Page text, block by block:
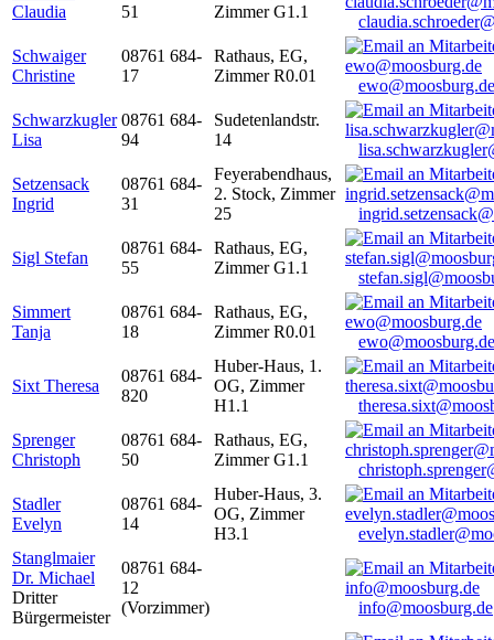
Claudia
51
Zimmer G1.1
Schwaiger
Christine
08761 684-
17
Rathaus, EG,
Zimmer R0.01
ewo@moosburg.de
Schwarzkugler
Lisa
08761 684-
94
Sudetenlandstr.
14
Setzensack
Ingrid
08761 684-
31
Feyerabendhaus,
2. Stock, Zimmer
25
Sigl Stefan
08761 684-
55
Rathaus, EG,
Zimmer G1.1
Simmert
Tanja
08761 684-
18
Rathaus, EG,
Zimmer R0.01
ewo@moosburg.de
Sixt Theresa
08761 684-
820
Huber-Haus, 1.
OG, Zimmer
H1.1
Sprenger
Christoph
08761 684-
50
Rathaus, EG,
Zimmer G1.1
Stadler
Evelyn
08761 684-
14
Huber-Haus, 3.
OG, Zimmer
H3.1
Stanglmaier
Dr. Michael
Dritter
Bürgermeister
08761 684-
12
(Vorzimmer)
info@moosburg.de